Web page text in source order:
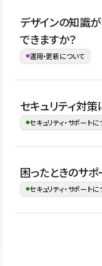
ない段階でも、お
お問合せはこちら
公開ページ数、バ
管理の有無などが
ージをご覧ください
デザインの知識
できますか？
運用・更新について
はい。CMSやコン
ことで、デザイン
ながらレイアウト
す。
セキュリティ対策
セキュリティ・サポートに
Studioでは、公開サ
の暗号化、データ
はSSL/TLSによる
困ったときのサポ
セキュリティ・サポートに
操作方法や機能に